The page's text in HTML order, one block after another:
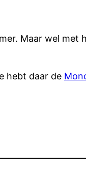
Maar wel
hebt daar de